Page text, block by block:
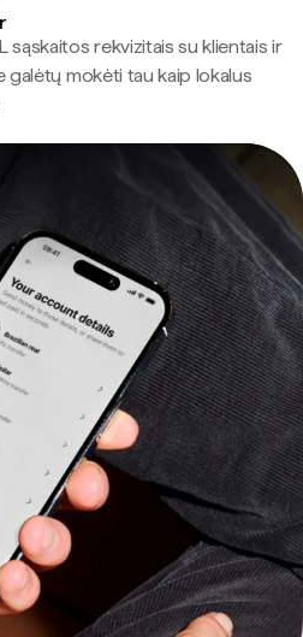
sąskaitos rekvizitais su klientais ir
galėtų mokėti tau kaip lokalus